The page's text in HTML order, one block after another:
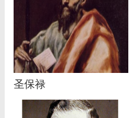
圣保禄